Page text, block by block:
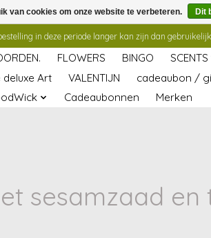
in deze periode langer kan zijn dan gebruikelijk.
FLOWERS BINGO SCENTS
deluxe Art VALENTIJN cadeaubon /
Cadeaubonnen Merken
sesamzaad en
van cookies om onze website te verbeteren. Dit